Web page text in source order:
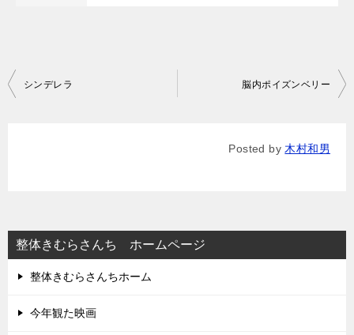
投
シ
ョ
ン
シンデレラ 脳内ポイズンベリー
Posted by 木村和男
整体きむらさんち ホームページ
整体きむらさんちホーム
今年観た映画